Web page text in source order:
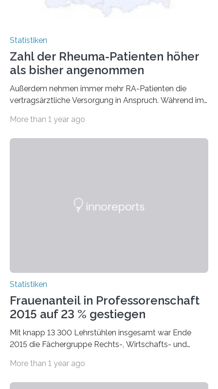
Statistiken
Zahl der Rheuma-Patienten höher
als bisher angenommen
Außerdem nehmen immer mehr RA-Patienten die
vertragsärztliche Versorgung in Anspruch. Während im
More than 1 year ago
Statistiken
Frauenanteil in Professorenschaft
2015 auf 23 % gestiegen
Mit knapp 13 300 Lehrstühlen insgesamt war Ende
2015 die Fächergruppe Rechts-, Wirtschafts- und
bei…
More than 1 year ago